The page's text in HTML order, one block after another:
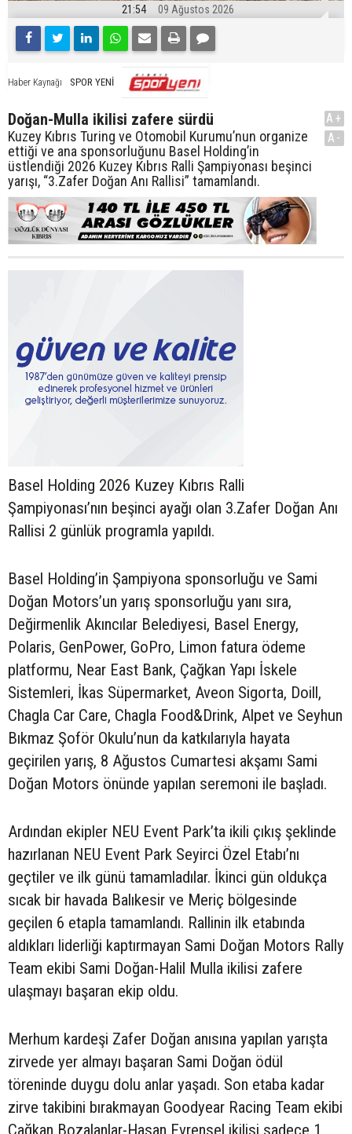
21:54 09 Ağustos 2026
Haber Kaynağı SPOR YENİ
Doğan-Mulla ikilisi zafere sürdü
Kuzey Kıbrıs Turing ve Otomobil Kurumu’nun organize
ettiği ve ana sponsorluğunu Basel Holding’in
üstlendiği 2026 Kuzey Kıbrıs Ralli Şampiyonası beşinci
yarışı, “3.Zafer Doğan Anı Rallisi” tamamlandı.
A+
A-
Basel Holding 2026 Kuzey Kıbrıs Ralli
Şampiyonası’nın beşinci ayağı olan 3.Zafer Doğan Anı
Rallisi 2 günlük programla yapıldı.
Basel Holding’in Şampiyona sponsorluğu ve Sami
Doğan Motors’un yarış sponsorluğu yanı sıra,
Değirmenlik Akıncılar Belediyesi, Basel Energy,
Polaris, GenPower, GoPro, Limon fatura ödeme
platformu, Near East Bank, Çağkan Yapı İskele
Sistemleri, İkas Süpermarket, Aveon Sigorta, Doill,
Chagla Car Care, Chagla Food&Drink, Alpet ve Seyhun
Bıkmaz Şoför Okulu’nun da katkılarıyla hayata
geçirilen yarış, 8 Ağustos Cumartesi akşamı Sami
Doğan Motors önünde yapılan seremoni ile başladı.
Ardından ekipler NEU Event Park’ta ikili çıkış şeklinde
hazırlanan NEU Event Park Seyirci Özel Etabı’nı
geçtiler ve ilk günü tamamladılar. İkinci gün oldukça
sıcak bir havada Balıkesir ve Meriç bölgesinde
geçilen 6 etapla tamamlandı. Rallinin ilk etabında
aldıkları liderliği kaptırmayan Sami Doğan Motors Rally
Team ekibi Sami Doğan-Halil Mulla ikilisi zafere
ulaşmayı başaran ekip oldu.
Merhum kardeşi Zafer Doğan anısına yapılan yarışta
zirvede yer almayı başaran Sami Doğan ödül
töreninde duygu dolu anlar yaşadı. Son etaba kadar
zirve takibini bırakmayan Goodyear Racing Team ekibi
Çağkan Bozalanlar-Hasan Evrensel ikilisi sadece 1